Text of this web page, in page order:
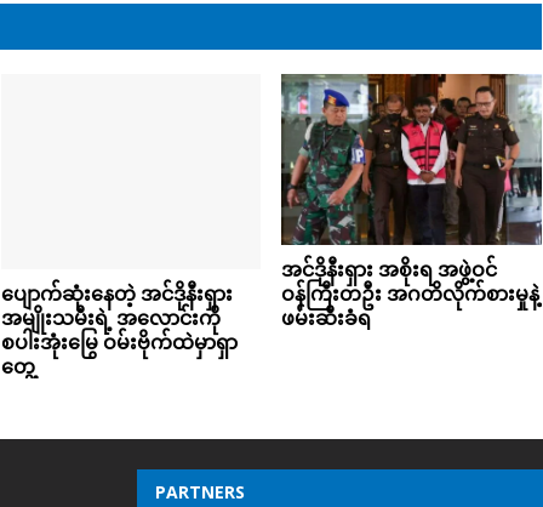
ပျောက်ဆုံးနေတဲ့ အင်ဒိုနီးရှား
အမျိုးသမီးရဲ့ အလောင်းကို
စပါးအုံးမြွေ ဝမ်းဗိုက်ထဲမှာရှာ
တွေ့
အင်ဒိုနီးရှား အစိုးရ အဖွဲ့ဝင်
ဝန်ကြီးတဦး အဂတိလိုက်စားမှုနဲ့
ဖမ်းဆီးခံရ
PARTNERS